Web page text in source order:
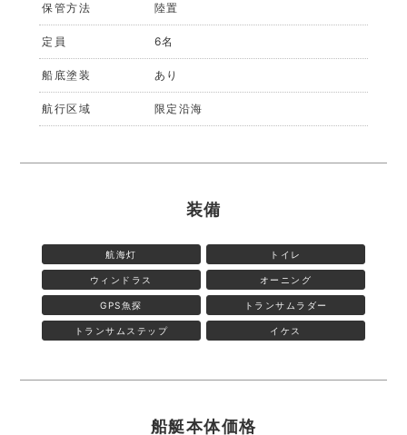
保管方法 陸置
定員 6名
船底塗装 あり
航行区域 限定沿海
装備
航海灯 トイレ
ウィンドラス オーニング
GPS魚探 トランサムラダー
トランサムステップ イケス
船艇本体価格